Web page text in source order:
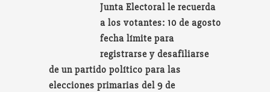
Junta Electoral le recuerda
a los votantes: 10 de agosto
fecha límite para
registrarse y desafiliarse
de un partido político para las
elecciones primarias del 9 de